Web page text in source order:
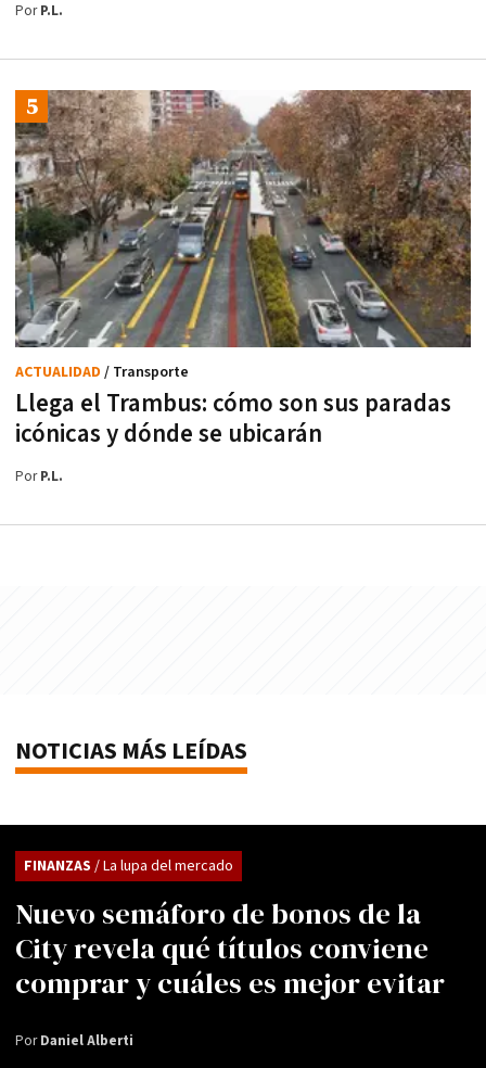
PorP.L.
Llega el Trambus: cómo son sus paradas
icónicas y dónde se ubicarán
ACTUALIDAD / Transporte
PorP.L.
NOTICIAS MÁS LEÍDAS
Nuevo semáforo de bonos de la
City revela qué títulos conviene
comprar y cuáles es mejor evitar
FINANZAS / La lupa del mercado
PorDaniel Alberti